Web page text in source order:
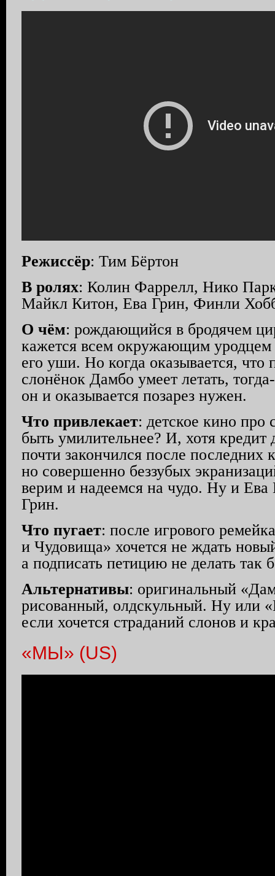
Режиссёр: Тим Бёртон
В ролях: Колин Фаррелл, Нико
Майкл Китон, Ева Грин, Финли
О чём: рождающийся в бродячем
кажется всем окружающим
его уши. Но когда оказывается,
слонёнок Дамбо умеет летать,
он и оказывается позарез нужен.
Что привлекает: детское кино
быть умилительнее? И, хотя кредит
почти закончился после последних
но совершенно беззубых
верим и надеемся на чудо. Ну и
Грин.
Что пугает: после игрового
и Чудовища» хочется не ждать
а подписать петицию не делать так
Альтернативы: оригинальный
рисованный, олдскульный. Ну или
если хочется страданий слонов и
«МЫ» (US)